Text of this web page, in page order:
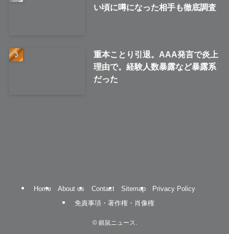
い頃に噂になった相手も徹底調査
重本ことり引退。AAA発言で炎上
理由で。経験人数暴露など暴露系
だった
Home About us Contact Sitemap
Privacy Policy
免責事項・著作権・肖像権
©銀鼠ニュース.